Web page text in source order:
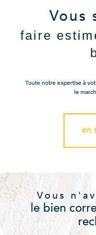
Vous
faire
Toute notre expertise à
le
en
Vous
le bien